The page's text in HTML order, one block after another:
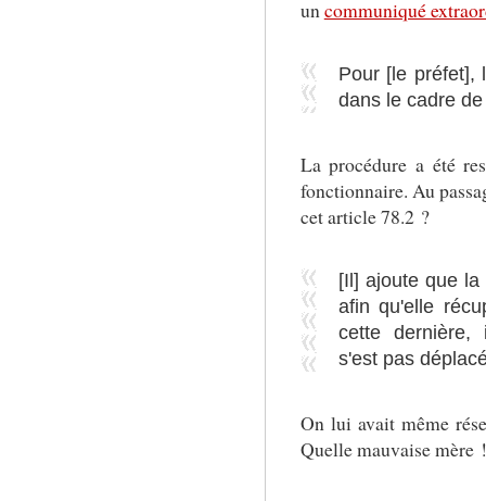
un communiqué
Pour [le préfet],
dans le cadre
La procédure a été
fonctionnaire. Au
cet article 78.2 ?
[Il] ajoute que
afin qu'elle
cette dernière,
s'est pas
On lui avait même
Quelle mauvaise mère !